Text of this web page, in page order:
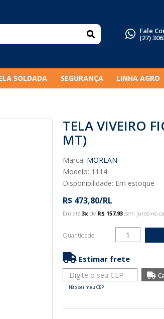
Fale
(27)
SOLDADA SEGURANÇA LINHA AGRO
TELA VIVEIRO
MT)
Marca: MORLAN
Modelo: 1114
Disponibilidade: Em estoque
R$ 473,80/RL
Em até 3x de R$ 157,93 sem juros no
Quantidade
Estimar frete
Não sei meu CEP